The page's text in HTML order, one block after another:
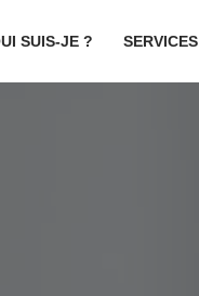
SUIS-JE ? SERVICES